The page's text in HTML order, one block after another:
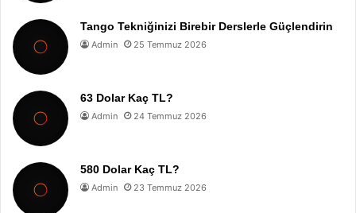
Tango Tekniğinizi Birebir Derslerle Güçlendirin
Admin 25 Temmuz 2026
63 Dolar Kaç TL?
Admin 24 Temmuz 2026
580 Dolar Kaç TL?
Admin 23 Temmuz 2026